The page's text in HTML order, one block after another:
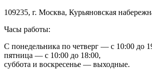
109235, г. Москва, Курьяновская
Часы работы:
С понедельника по четверг — с 10:00 до
пятница — с 10:00 до 18:00,
суббота и воскресенье — выходные.